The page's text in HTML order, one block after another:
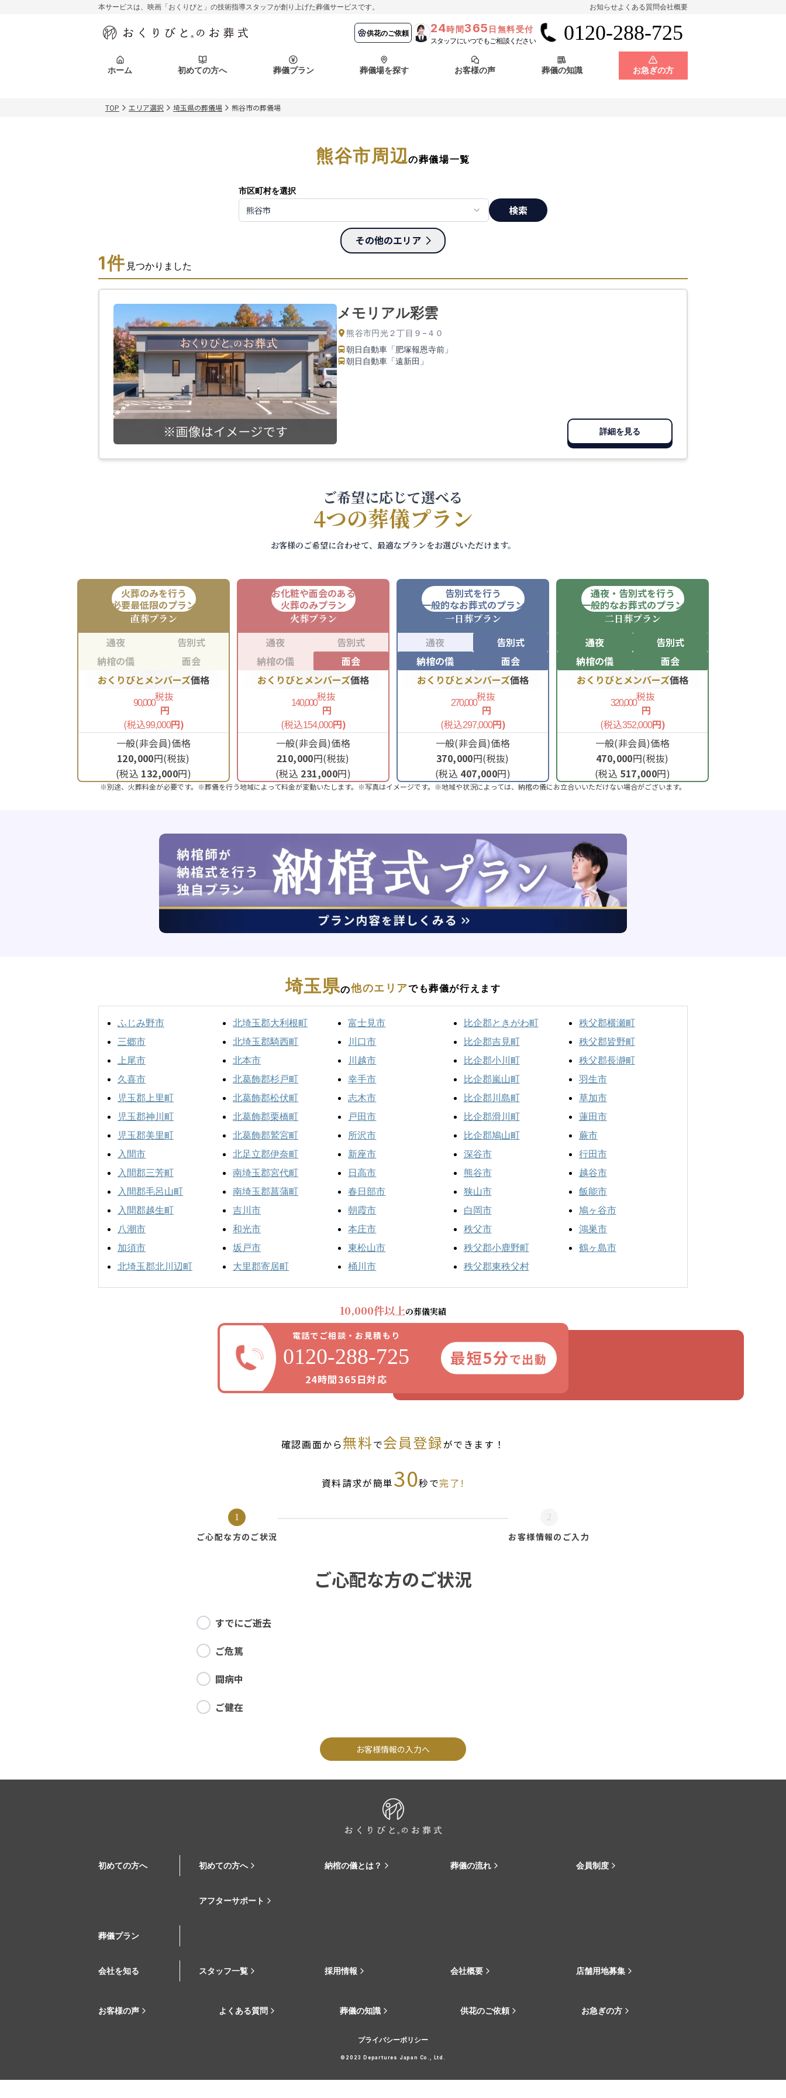
本サービスは、映画「おくりびと」の技術指導スタッフが創り上げた葬儀サービスです。 お知らせよくある質問会社概要
供花のご依頼 24時間365 日無料受付
スタッフにいつでもご相談ください 0120-288-725
ホーム 初めての方へ
初めての方へ 初めての方へ
葬儀プラン 葬儀場を探す
関東エリア 東京都
函館市
お客様の声
お客様の声 ご葬儀事例
葬儀の知識
葬儀の知識 葬儀の知識
お急ぎの方
初めての方へ 初めての方へ 納棺の儀とは？ 葬儀の流れ 会員制度
会社を知る
関東エリア 東京都 埼玉県 千葉県 神奈川県
北海道エリア 札幌市
お客様の声 ご葬儀事例 お客様の声 よくある質問
葬儀の知識 葬儀の知識 供花のご依頼
TOP エリア選択 埼玉県の葬儀場 熊谷市の葬儀場
熊谷市周辺の葬儀場一覧
市区町村を選択
熊谷市 検索
その他のエリア
1件 見つかりました
メモリアル彩雲
熊谷市円光２丁目９−４０
朝日自動車「肥塚報恩寺前」
朝日自動車「遠新田」
詳細を見る
ご希望に応じて選べる
4つの葬儀プラン
お客様のご希望に合わせて、最適なプランをお選びいただけます。
火葬のみを行う
必要最低限のプラン
直葬プラン
通夜
告別式
納棺の儀
面会
おくりびとメンバーズ価格
90,000税抜
円
(税込99,000円)
一般(非会員)価格
120,000円(税抜)
(税込 132,000円)
お化粧や面会のある
火葬のみプラン
火葬プラン
通夜
告別式
納棺の儀
面会
おくりびとメンバーズ価格
140,000税抜
円
(税込154,000円)
一般(非会員)価格
210,000円(税抜)
(税込 231,000円)
告別式を行う
一般的なお葬式のプラン
一日葬プラン
通夜
告別式
納棺の儀
面会
おくりびとメンバーズ価格
270,000税抜
円
(税込297,000円)
一般(非会員)価格
370,000円(税抜)
(税込 407,000円)
通夜・告別式を行う
一般的なお葬式のプラン
二日葬プラン
通夜
告別式
納棺の儀
面会
おくりびとメンバーズ価格
320,000税抜
円
(税込352,000円)
一般(非会員)価格
470,000円(税抜)
(税込 517,000円)
※別途、火葬料金が必要です。※葬儀を行う地域によって料金が変動いたします。※写真はイメージです。※地域や状況によっては、納棺の儀にお立合いいただけない場合がございます。
埼玉県の他のエリアでも葬儀が行えます
ふじみ野市
三郷市
上尾市
久喜市
児玉郡上里町
児玉郡神川町
児玉郡美里町
入間市
入間郡三芳町
入間郡毛呂山町
入間郡越生町
八潮市
加須市
北埼玉郡北川辺町
北埼玉郡大利根町
北埼玉郡騎西町
北本市
北葛飾郡杉戸町
北葛飾郡松伏町
北葛飾郡栗橋町
北葛飾郡鷲宮町
北足立郡伊奈町
南埼玉郡宮代町
南埼玉郡菖蒲町
吉川市
和光市
坂戸市
大里郡寄居町
富士見市
川口市
川越市
幸手市
志木市
戸田市
所沢市
新座市
日高市
春日部市
朝霞市
本庄市
東松山市
桶川市
比企郡ときがわ町
比企郡吉見町
比企郡小川町
比企郡嵐山町
比企郡川島町
比企郡滑川町
比企郡鳩山町
深谷市
熊谷市
狭山市
白岡市
秩父市
秩父郡小鹿野町
秩父郡東秩父村
秩父郡横瀬町
秩父郡皆野町
秩父郡長瀞町
羽生市
草加市
蓮田市
蕨市
行田市
越谷市
飯能市
鳩ヶ谷市
鴻巣市
鶴ヶ島市
10,000件以上の葬儀実績
電話でご相談・お見積もり
0120-288-725
24時間365日対応
最短5分で出動
確認画面から無料で会員登録ができます！
資料請求が簡単30秒で完了!
1
ご心配な方の ご状況
2
お客様情報の ご入力
ご心配な方のご状況
すでにご逝去
ご危篤
闘病中
ご健在
お客様情報の入力へ
初めての方へ 初めての方へ 納棺の儀とは？ 葬儀の流れ 会員制度
アフターサポート
葬儀プラン
会社を知る スタッフ一覧 採用情報 会社概要 店舗用地募集
お客様の声 よくある質問 葬儀の知識 供花のご依頼 お急ぎの方
プライバシーポリシー
©2023 Departures Japan Co., Ltd.